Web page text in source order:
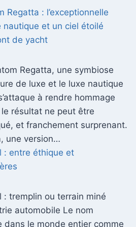
Regatta : l’exceptionnelle
nautique et un ciel étoilé
de yacht
Regatta, une symbiose
de luxe et le luxe nautique
à rendre hommage
résultat ne peut être
et franchement surprenant.
une version…
: entre éthique et
: tremplin ou terrain miné
automobile Le nom
dans le monde entier comme